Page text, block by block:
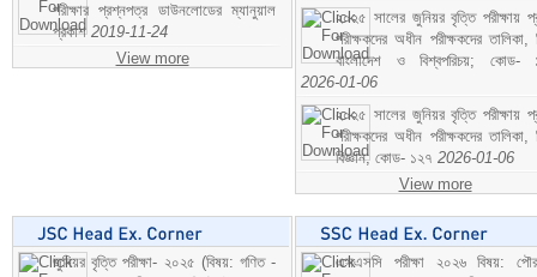
পরীক্ষার প্রশ্নপত্র ডাউনলোডের ম্যানুয়াল
প্রকাশ 2019-11-24
View more
২০২৫ সালের জুনিয়র বৃত্তি পরীক্ষায়
পরীক্ষকদের অধীন পরীক্ষকদের তালিকা,
বাংলাদেশ ও বিশ্বপরিচয়; কোড-
2026-01-06
২০২৫ সালের জুনিয়র বৃত্তি পরীক্ষায়
পরীক্ষকদের অধীন পরীক্ষকদের তালিকা,
বিজ্ঞান; কোড- ১২৭ 2026-01-06
View more
জুনিয়র বৃত্তি পরীক্ষা- ২০২৫ (বিষয়: গণিত -
এসএসসি পরীক্ষা ২০২৬ বিষয়: